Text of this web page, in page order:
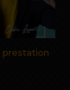
prestation